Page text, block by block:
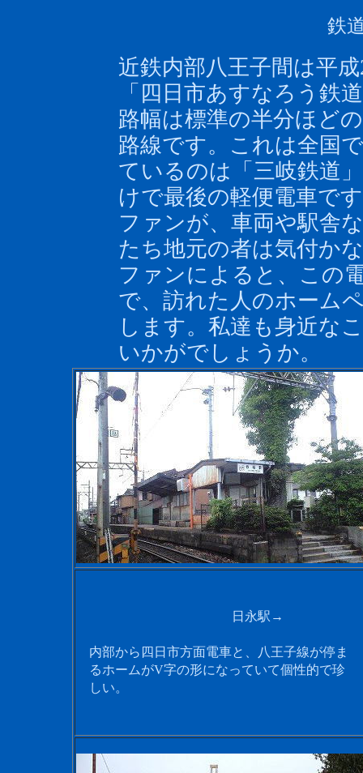
鉄
近鉄内部八王子間は平
「四日市あすなろう
路幅は標準の半分ほど
路線です。これは全国
ているのは「三岐鉄道
けで最後の軽便電車で
ファンが、車両や駅舎
たち地元の者は気付か
ファンによると、この
で、訪れた人のホーム
します。私達も身近な
いかがでしょうか。
日永駅→
内部から四日市方面電車と、八王子線が停ま
るホームがV字の形になっていて個性的で珍
しい。